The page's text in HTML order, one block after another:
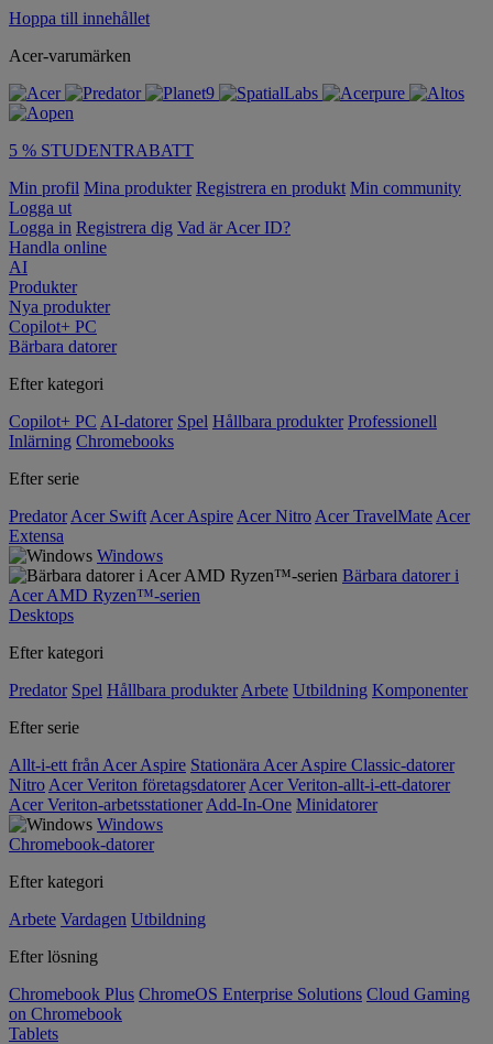
Hoppa till innehållet
Acer-varumärken
5 % STUDENTRABATT
Min profil Mina produkter Registrera en produkt Min community
Logga ut
Logga in Registrera dig Vad är Acer ID?
Handla online
AI
Produkter
Nya produkter
Copilot+ PC
Bärbara datorer
Efter kategori
Copilot+ PC AI-datorer Spel Hållbara produkter Professionell
Inlärning Chromebooks
Efter serie
Predator Acer Swift Acer Aspire Acer Nitro Acer TravelMate Acer
Extensa
Windows
Bärbara datorer i
Acer AMD Ryzen™-serien
Desktops
Efter kategori
Predator Spel Hållbara produkter Arbete Utbildning Komponenter
Efter serie
Allt-i-ett från Acer Aspire Stationära Acer Aspire Classic-datorer
Nitro Acer Veriton företagsdatorer Acer Veriton-allt-i-ett-datorer
Acer Veriton-arbetsstationer Add-In-One Minidatorer
Windows
Chromebook-datorer
Efter kategori
Arbete Vardagen Utbildning
Efter lösning
Chromebook Plus ChromeOS Enterprise Solutions Cloud Gaming
on Chromebook
Tablets